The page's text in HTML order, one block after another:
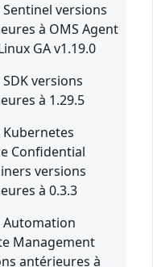
versions
à OMS Agent
GA v1.19.0
versions
à 1.29.5
Kubernetes
Confidential
versions
à 0.3.3
Automation
Management
antérieures à